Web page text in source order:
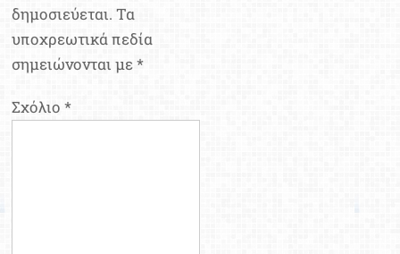
δημοσιεύεται. Τα
υποχρεωτικά πεδία
σημειώνονται με*
Σχόλιο*